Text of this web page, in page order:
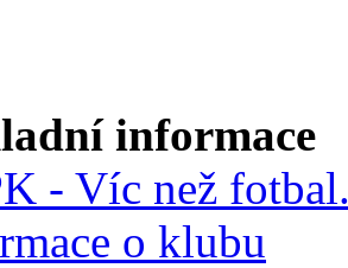
informace
- Víc než
o klubu